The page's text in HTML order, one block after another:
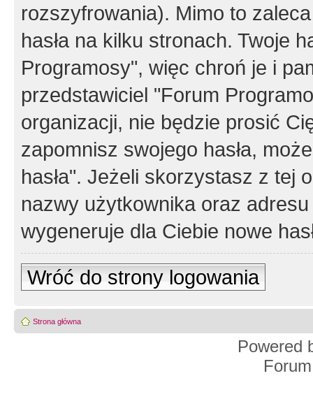
rozszyfrowania). Mimo to
hasła na kilku stronach. Twoje
Programosy", więc chroń je i
przedstawiciel "Forum
organizacji, nie będzie prosić
zapomnisz swojego hasła,
hasła". Jeżeli skorzystasz z tej
nazwy użytkownika oraz
wygeneruje dla Ciebie nowe
Wróć do strony logowania
Strona główna
Powered